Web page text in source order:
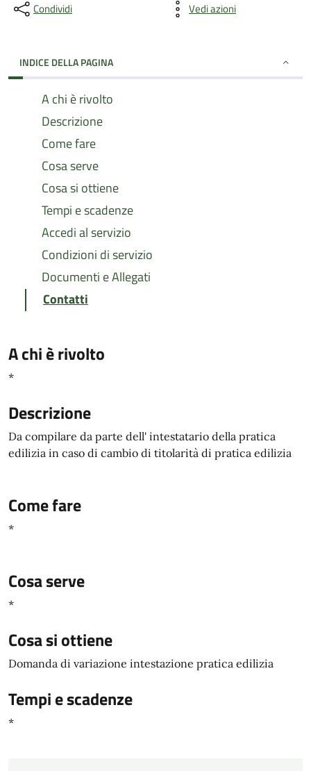
Condividi Vedi azioni
INDICE DELLA PAGINA
A chi è rivolto
Descrizione
Come fare
Cosa serve
Cosa si ottiene
Tempi e scadenze
Accedi al servizio
Condizioni di servizio
Documenti e Allegati
Contatti
A chi è rivolto
*
Descrizione
Da compilare da parte dell' intestatario della pratica
edilizia in caso di cambio di titolarità di pratica edilizia
Come fare
*
Cosa serve
*
Cosa si ottiene
Domanda di variazione intestazione pratica edilizia
Tempi e scadenze
*